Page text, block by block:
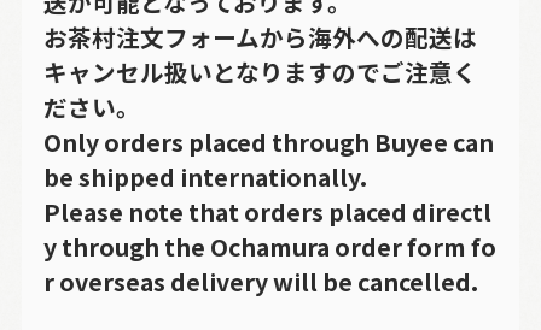
お茶村注文フォームから海外への配送は
キャンセル扱いとなりますのでご注意く
ださい。
Only orders placed through Buyee can
be shipped internationally.
Please note that orders placed directl
y through the Ochamura order form fo
r overseas delivery will be cancelled.